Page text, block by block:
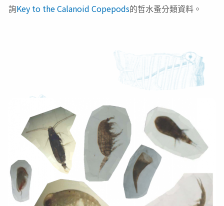
詢Key to the Calanoid Copepods的哲水蚤分類資料。